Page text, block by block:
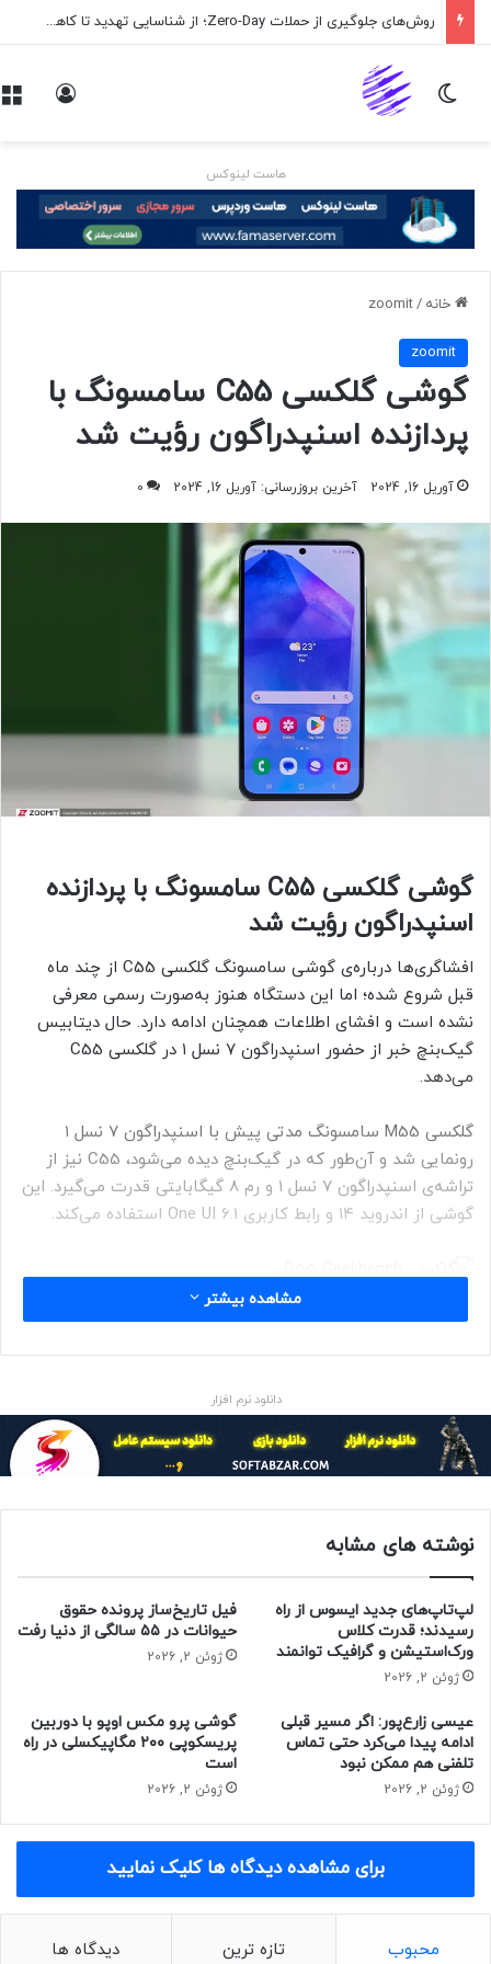
روش‌های جلوگیری از حملات Zero-Day؛ از شناسایی تهدید تا کاهش ریسک
تغییر پوسته
هاست لینوکس
خانه /
zoomit
zoomit
گوشی گلکسی C55 سامسونگ با
پردازنده اسنپدراگون رؤیت شد
آوریل 16, 2024 آخرین بروزرسانی: آوریل 16, 2024 0
گوشی گلکسی C55 سامسونگ با پردازنده
اسنپدراگون رؤیت شد
افشاگری‌ها درباره‌ی گوشی سامسونگ گلکسی C55 از چند ماه
قبل شروع شده؛ اما این دستگاه هنوز به‌صورت رسمی معرفی
نشده است و افشای اطلاعات همچنان ادامه دارد. حال دیتابیس
گیک‌بنچ خبر از حضور اسنپدراگون ۷ نسل ۱ در گلکسی C55
می‌دهد.
گلکسی M55 سامسونگ مدتی پیش با اسنپدراگون ۷ نسل ۱
رونمایی شد و آن‌طور که در گیک‌بنچ دیده می‌شود، C55 نیز از
تراشه‌ی اسنپدراگون ۷ نسل ۱ و رم ۸ گیگابایتی قدرت می‌گیرد. این
گوشی از اندروید ۱۴ و رابط‌ کاربری One UI 6.1 استفاده می‌کند.
براساس دیتابیس TENAA چین، جدیدترین گوشی سامسونگ با
میلی‌آمپرساعتی عرضه خواهد شد.
تمامی مشخصات یادشده، همان مشخصات M55 هستند؛ به‌جز
دوربین سلفی که در M55 از حسگر ۵۰ مگاپیکسلی استفاده
می‌کند.
ممکن است در C55 از شارژ ۲۵ واتی استفاده شود. مدلی دیگری
به نام گلکسی F55 نیز وجود دارد که احتمالاً همان C55 یا M55
باشد.
طراحی C55 همان طراحی همیشگی گوشی‌های سامسونگ است. از
زمان عرضه و قیمت گوشی اطلاعاتی در دسترس نیست.
حتما بخوانید :
ایلان ماسک بیش‌ از ۱۰ درصد کارمندان تسلا را
اخراج می‌کند
منبع : زومیت
فناوری مطالب موبایل
مشاهده بیشتر
دانلود نرم افزار
نوشته های مشابه
لپ‌تاپ‌های جدید ایسوس از راه
رسیدند؛ قدرت کلاس
ورک‌استیشن و گرافیک توانمند
ژوئن 2, 2026
فیل تاریخ‌ساز پرونده حقوق
حیوانات در ۵۵ سالگی از دنیا رفت
ژوئن 2, 2026
عیسی زارع‌پور: اگر مسیر قبلی
ادامه پیدا می‌کرد حتی تماس
تلفنی هم ممکن نبود
ژوئن 2, 2026
گوشی پرو مکس اوپو با دوربین
پریسکوپی ۲۰۰ مگاپیکسلی در راه
است
ژوئن 2, 2026
برای مشاهده دیدگاه ها کلیک نمایید
محبوب تازه ترین دیدگاه ها